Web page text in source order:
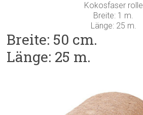
Kokosfaser rolle
Breite: 1 m.
Länge: 25 m.
Breite: 50 cm.
Länge: 25 m.